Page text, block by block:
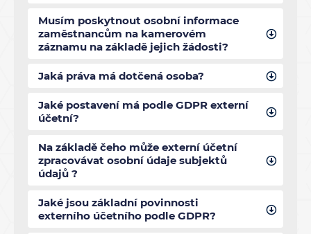
Musím poskytnout osobní informace
zaměstnancům na kamerovém
záznamu na základě jejich žádosti?
Jaká práva má dotčená osoba?
Jaké postavení má podle GDPR externí
účetní?
Na základě čeho může externí účetní
zpracovávat osobní údaje subjektů
údajů ?
Jaké jsou základní povinnosti
externího účetního podle GDPR?